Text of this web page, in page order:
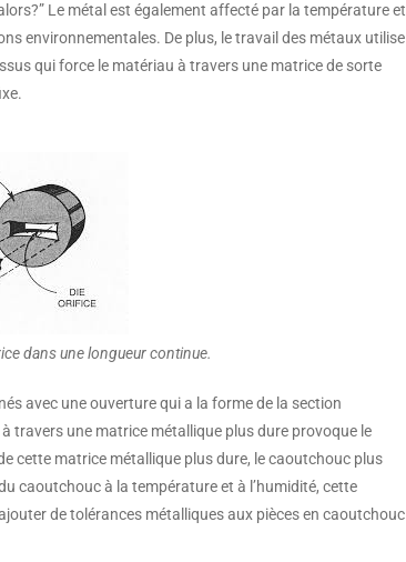
Le métal est également affecté par la température et
environnementales. De plus, le travail des métaux utilise
qui force le matériau à travers une matrice de sorte
dans une longueur continue.
avec une ouverture qui a la forme de la section
travers une matrice métallique plus dure provoque le
cette matrice métallique plus dure, le caoutchouc plus
caoutchouc à la température et à l’humidité, cette
de tolérances métalliques aux pièces en caoutchouc